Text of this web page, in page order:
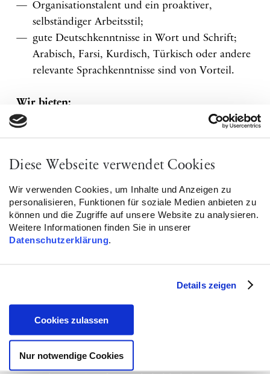
Diese Webseite verwendet Cookies
Wir verwenden Cookies, um Inhalte und Anzeigen zu
personalisieren, Funktionen für soziale Medien anbieten zu
können und die Zugriffe auf unsere Website zu analysieren.
Weitere Informationen finden Sie in unserer
Datenschutzerklärung.
Details zeigen
Cookies zulassen
Nur notwendige Cookies
Organisationstalent und ein proaktiver,
selbständiger Arbeitsstil;
gute Deutschkenntnisse in Wort und Schrift;
Arabisch, Farsi, Kurdisch, Türkisch oder andere
relevante Sprachkenntnisse sind von Vorteil.
Wir bieten:
Mitwirkung in einem anspruchsvollen und
gesellschaftlich relevanten Themenfeld;
aktive Einbindung und
Gestaltungsmöglichkeiten in der strategischen
Weiterentwicklung und Raum für
zentralen Arbeitsplatz in Berlin-Kreuzberg;
entsprechend Ihren Qualifikationen und
Die Einstellung erfolgt zunächst befristet bis 31.